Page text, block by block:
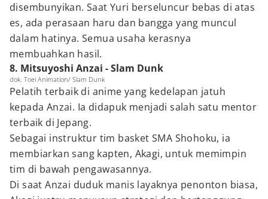
disembunyikan. Saat Yuri berseluncur bebas di atas
es, ada perasaan haru dan bangga yang muncul
dalam hatinya. Semua usaha kerasnya
membuahkan hasil.
8. Mitsuyoshi Anzai - Slam Dunk
dok. Toei Animation/ Slam Dunk
Pelatih terbaik di anime yang kedelapan jatuh
kepada Anzai. Ia didapuk menjadi salah satu mentor
terbaik di Jepang.
Sebagai instruktur tim basket SMA Shohoku, ia
membiarkan sang kapten, Akagi, untuk memimpin
tim di bawah pengawasannya.
Di saat Anzai duduk manis layaknya penonton biasa,